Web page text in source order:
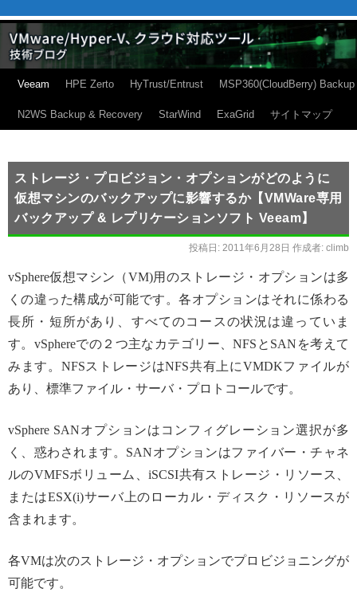
Veeam HPE Zerto HyTrust/Entrust MSP360(CloudBerry) Backup
N2WS Backup & Recovery StarWind ExaGrid サイトマップ
ストレージ・プロビジョン・オプションがどのように
仮想マシンのバックアップに影響するか【VMWare専用
バックアップ & レプリケーションソフト Veeam】
投稿日: 2011年6月28日 作成者: climb
vSphere仮想マシン（VM)用のストレージ・オプションは多
くの違った構成が可能です。各オプションはそれに係わる
長所・短所があり、すべてのコースの状況は違っていま
す。vSphereでの２つ主なカテゴリー、NFSとSANを考えて
みます。NFSストレージはNFS共有上にVMDKファイルが
あり、標準ファイル・サーバ・プロトコールです。
vSphere SANオプションはコンフィグレーション選択が多
く、惑わされます。SANオプションはファイバー・チャネ
ルのVMFSボリューム、iSCSI共有ストレージ・リソース、
またはESX(i)サーバ上のローカル・ディスク・リソースが
含まれます。
各VMは次のストレージ・オプションでプロビジョニングが
可能です。